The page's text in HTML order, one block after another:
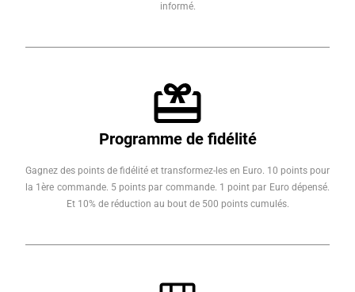
informé.
Programme de fidélité
Gagnez des points de fidélité et transformez-les en Euro. 10 points pour
la 1ère commande. 5 points par commande. 1 point par Euro dépensé.
Et 10% de réduction au bout de 500 points cumulés.